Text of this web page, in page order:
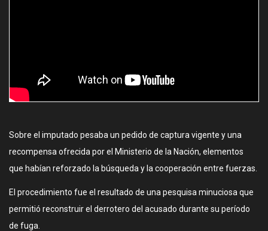
Sobre el imputado pesaba un pedido de captura vigente y una
recompensa ofrecida por el Ministerio de la Nación, elementos
que habían reforzado la búsqueda y la cooperación entre fuerzas.
El procedimiento fue el resultado de una pesquisa minuciosa que
permitió reconstruir el derrotero del acusado durante su período
de fuga.